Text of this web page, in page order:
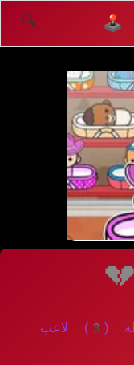
🕹️
🔍
💔
لاعب